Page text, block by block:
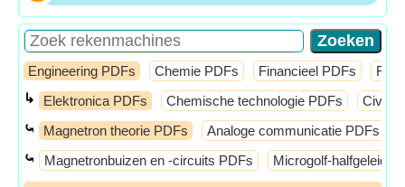
Engineering PDFs Chemie PDFs Financieel PDFs
↳ Elektronica PDFs Chemische technologie PDFs Civiel
⤿ Magnetron theorie PDFs Analoge communicatie PDFs
⤿ Magnetronbuizen en -circuits PDFs Microgolf-